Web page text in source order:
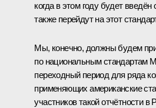
когда в этом году будет
также перейдут на этот
Мы, конечно, должны будем
по национальным стандартам
переходный период для ряда
применяющих американские
участников такой отчётности